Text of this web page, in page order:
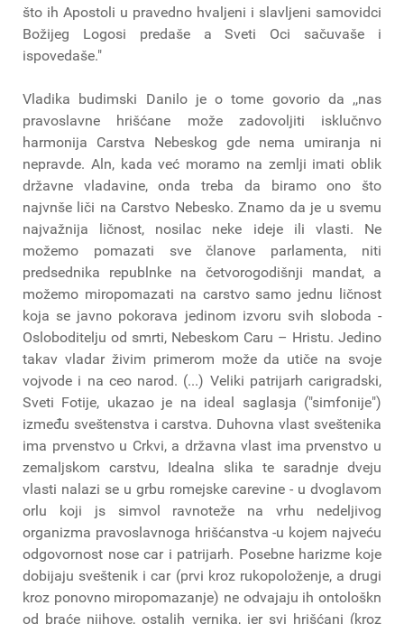
što ih Apostoli u pravedno hvaljeni i slavljeni samovidci
Božijeg Logosi predaše a Sveti Oci sačuvaše i
ispovedaše."
Vladika budimski Danilo je o tome govorio da ,,nas
pravoslavne hrišćane može zadovoljiti isklučnvo
harmonija Carstva Nebeskog gde nema umiranja ni
nepravde. Aln, kada već moramo na zemlji imati oblik
državne vladavine, onda treba da biramo ono što
najvnše liči na Carstvo Nebesko. Znamo da je u svemu
najvažnija ličnost, nosilac neke ideje ili vlasti. Ne
možemo pomazati sve članove parlamenta, niti
predsednika republnke na četvorogodišnji mandat, a
možemo miropomazati na carstvo samo jednu ličnost
koja se javnο pokorava jedinom izvoru svih sloboda -
Osloboditelju od smrti, Nebeskom Caru – Hristu. Jedino
takav vladar živim primerom može da utiče na svoje
vojvode i na ceo narod. (...) Veliki patrijarh carigradski,
Sveti Fotije, ukazao je na ideal saglasja ("simfonije")
između sveštenstva i carstva. Duhovna vlast sveštenika
ima prvenstvo u Crkvi, a državna vlast ima prvenstvo u
zemaljskom carstvu, Idealna slika te saradnje dveju
vlasti nalazi se u grbu romejske carevine - u dvoglavom
orlu koji js simvol ravnoteže na vrhu nedeljivog
organizma pravoslavnoga hrišćanstva -u kojem najveću
odgovornost nose car i patrijarh. Posebne harizme koje
dobijaju sveštenik i car (prvi kroz rukopoloženje, a drugi
kroz ponovno miropomazanje) ne odvajaju ih ontološkn
od braće njihove, ostalih vernika, jer svi hrišćani (kroz